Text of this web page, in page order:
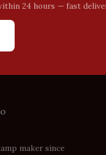
24 hours — fast
maker since